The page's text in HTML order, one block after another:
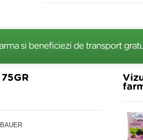
si beneficiezi de transport